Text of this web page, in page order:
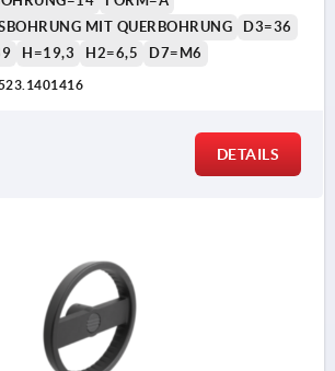
MIT QUERBOHRUNG
D3=36
H=19,3 H2=6,5 D7=M6
DETAILS